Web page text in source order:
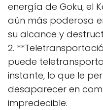
energía de Goku, el
aún más poderosa
su alcance y
2.
puede
instante, lo que le
desaparecer en
impredecible.